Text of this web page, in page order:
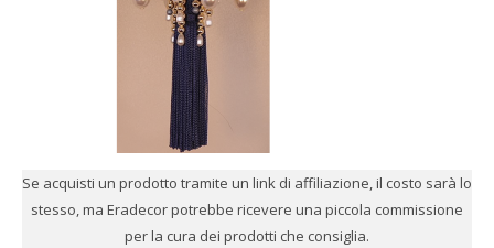
Se acquisti un prodotto tramite un link di affiliazione, il costo sarà lo
stesso, ma Eradecor potrebbe ricevere una piccola commissione
per la cura dei prodotti che consiglia.